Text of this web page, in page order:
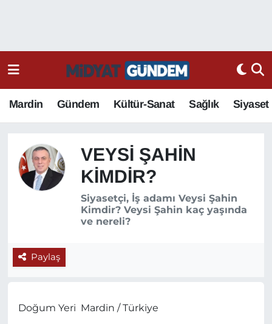
Mardin Gündem Kültür-Sanat Sağlık Siyaset
VEYSI ŞAHIN
KIMDIR?
Siyasetçi, İş adamı Veysi Şahin
Kimdir? Veysi Şahin kaç yaşında
ve nereli?
Paylaş
Doğum Yeri Mardin / Türkiye